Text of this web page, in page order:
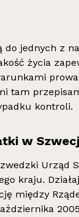
do jednych z
życia
tam
kontroli.
w
Urząd
kraju.
między